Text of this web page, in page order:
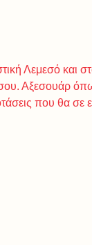
Λεμεσό και
Αξεσουάρ
που θα σε